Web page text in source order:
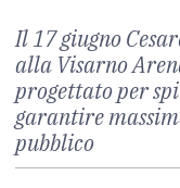
Il 17 giugno
alla Visarno
progettato per
garantire
pubblico